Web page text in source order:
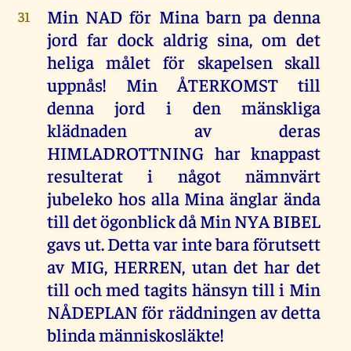
31
Min NAD för Mina barn pa denna
jord far dock aldrig sina, om det
heliga målet för skapelsen skall
uppnås! Min ÅTERKOMST till
denna jord i den mänskliga
klädnaden av deras
HIMLADROTTNING har knappast
resulterat i något nämnvärt
jubeleko hos alla Mina änglar ända
till det ögonblick då Min NYA BIBEL
gavs ut. Detta var inte bara förutsett
av MIG, HERREN, utan det har det
till och med tagits hänsyn till i Min
NÅDEPLAN för räddningen av detta
blinda människosläkte!